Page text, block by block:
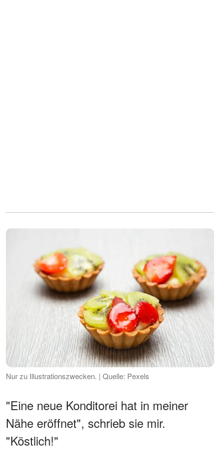
Nur zu Illustrationszwecken. | Quelle: Pexels
"Eine neue Konditorei hat in meiner
Nähe eröffnet", schrieb sie mir.
"Köstlich!"